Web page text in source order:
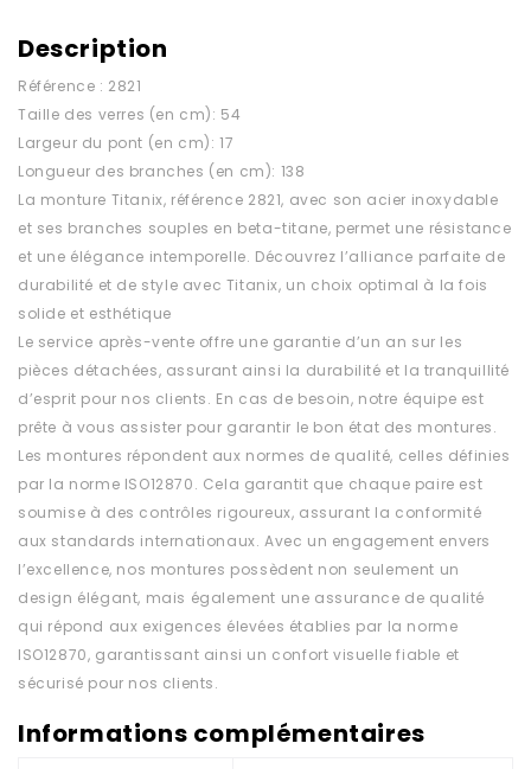
Description
Référence : 2821
Taille des verres (en cm): 54
Largeur du pont (en cm): 17
Longueur des branches (en cm): 138
La monture Titanix, référence 2821, avec son acier inoxydable
et ses branches souples en beta-titane, permet une résistance
et une élégance intemporelle. Découvrez l’alliance parfaite de
durabilité et de style avec Titanix, un choix optimal à la fois
solide et esthétique
Le service après-vente offre une garantie d’un an sur les
pièces détachées, assurant ainsi la durabilité et la tranquillité
d’esprit pour nos clients. En cas de besoin, notre équipe est
prête à vous assister pour garantir le bon état des montures.
Les montures répondent aux normes de qualité, celles définies
par la norme ISO12870. Cela garantit que chaque paire est
soumise à des contrôles rigoureux, assurant la conformité
aux standards internationaux. Avec un engagement envers
l’excellence, nos montures possèdent non seulement un
design élégant, mais également une assurance de qualité
qui répond aux exigences élevées établies par la norme
ISO12870, garantissant ainsi un confort visuelle fiable et
sécurisé pour nos clients.
Informations complémentaires